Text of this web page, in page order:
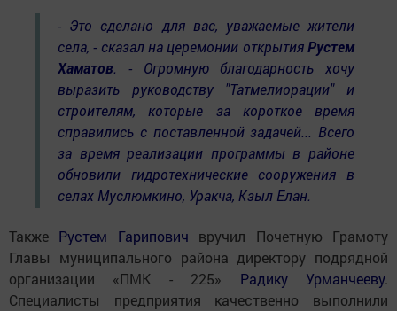
- Это сделано для вас, уважаемые жители
села, - сказал на церемонии открытияРустем
Хаматов. - Огромную благодарность хочу
выразить руководству "Татмелиорации" и
строителям, которые за короткое время
справились с поставленной задачей... Всего
за время реализации программы в районе
обновили гидротехнические сооружения в
селах Муслюмкино, Уракча, Кзыл Елан.
Также Рустем Гарипович вручил Почетную Грамоту
Главы муниципального района директору подрядной
организации «ПМК - 225» Радику Урманчееву.
Специалисты предприятия качественно выполнили